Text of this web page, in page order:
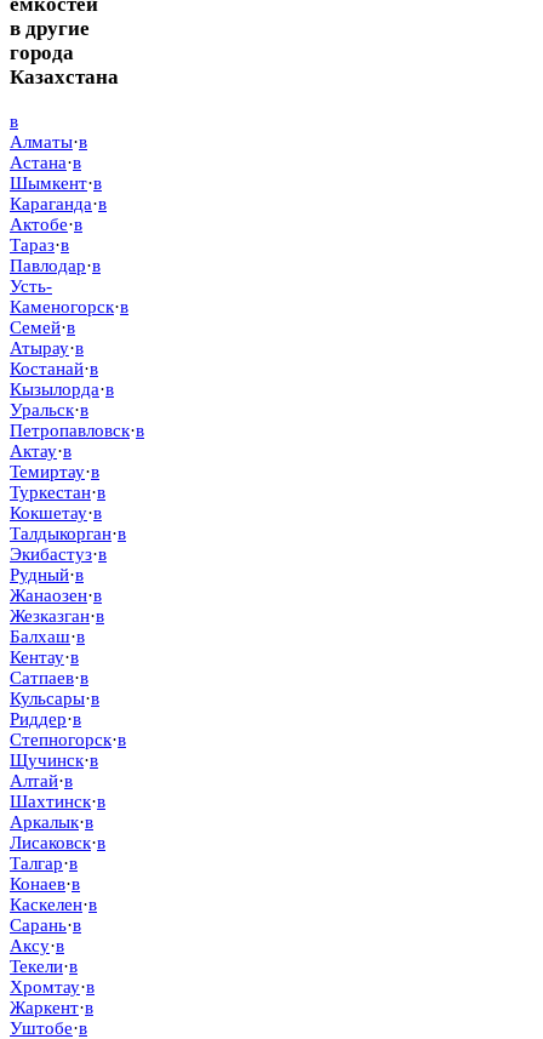
в другие
города
Казахстана
в
Алматы·в
Астана·в
Шымкент·в
Караганда·в
Актобе·в
Тараз·в
Павлодар·в
Усть-
Каменогорск·в
Семей·в
Атырау·в
Костанай·в
Кызылорда·в
Уральск·в
Петропавловск·в
Актау·в
Темиртау·в
Туркестан·в
Кокшетау·в
Талдыкорган·в
Экибастуз·в
Рудный·в
Жанаозен·в
Жезказган·в
Балхаш·в
Кентау·в
Сатпаев·в
Кульсары·в
Риддер·в
Степногорск·в
Щучинск·в
Алтай·в
Шахтинск·в
Аркалык·в
Лисаковск·в
Талгар·в
Конаев·в
Каскелен·в
Сарань·в
Аксу·в
Текели·в
Хромтау·в
Жаркент·в
Уштобе·в